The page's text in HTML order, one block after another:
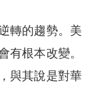
轉的趨勢。美
有根本改變。
與其說是對華